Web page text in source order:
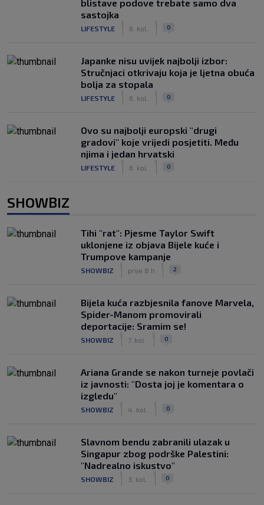
blistave podove trebate samo dva
sastojka
LIFESTYLE 6. kol. 0
Japanke nisu uvijek najbolji izbor:
Stručnjaci otkrivaju koja je ljetna obuća
bolja za stopala
LIFESTYLE 6. kol. 0
Ovo su najbolji europski "drugi
gradovi" koje vrijedi posjetiti. Među
njima i jedan hrvatski
LIFESTYLE 6. kol. 0
SHOWBIZ
Tihi "rat": Pjesme Taylor Swift
uklonjene iz objava Bijele kuće i
Trumpove kampanje
SHOWBIZ prije 8 h 2
Bijela kuća razbjesnila fanove Marvela,
Spider-Manom promovirali
deportacije: Sramim se!
SHOWBIZ 7. kol. 0
Ariana Grande se nakon turneje povlači
iz javnosti: "Dosta joj je komentara o
izgledu"
SHOWBIZ 4. kol. 0
Slavnom bendu zabranili ulazak u
Singapur zbog podrške Palestini:
"Nadrealno iskustvo"
SHOWBIZ 3. kol. 0